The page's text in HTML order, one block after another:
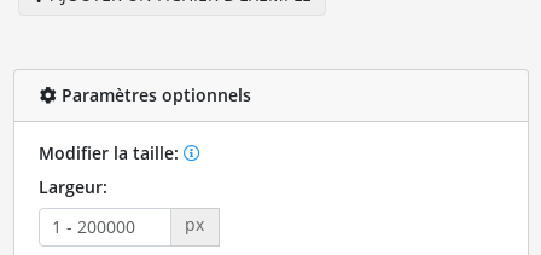
Paramètres optionnels
Modifier la taille:
Largeur:
px